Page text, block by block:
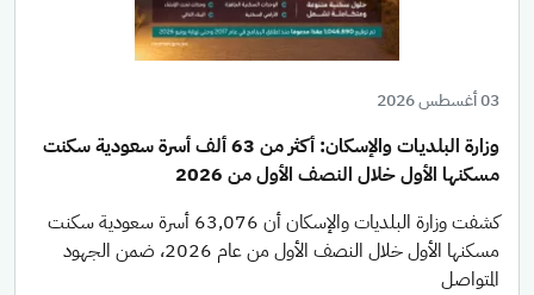
03 أغسطس 2026
وزارة البلديات والإسكان: أكثر من 63 ألف أسرة سعودية سكنت
مسكنها الأول خلال النصف الأول من 2026
كشفت وزارة البلديات والإسكان أن 63,076 أسرة سعودية سكنت
مسكنها الأول خلال النصف الأول من عام 2026، ضمن الجهود
المتواصل